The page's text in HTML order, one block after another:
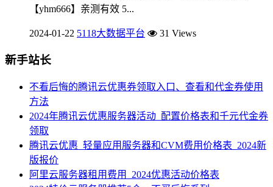
【yhm666】亲测有效 5...
2024-01-22 5118大数据平台 31 Views
新手站长
不看后悔的腾讯云优惠券领取入口、查看和代金券使用
方法
2024年腾讯云优惠服务器活动_配置价格表和千元代金券
领取
腾讯云优惠_轻量应用服务器和CVM费用价格表_2024新
版报价
阿里云服务器租用费用_2024优惠活动价格表